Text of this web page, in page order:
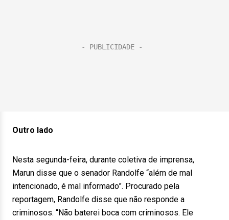
Outro lado
Nesta segunda-feira, durante coletiva de imprensa,
Marun disse que o senador Randolfe “além de mal
intencionado, é mal informado”. Procurado pela
reportagem, Randolfe disse que não responde a
criminosos. “Não baterei boca com criminosos. Ele